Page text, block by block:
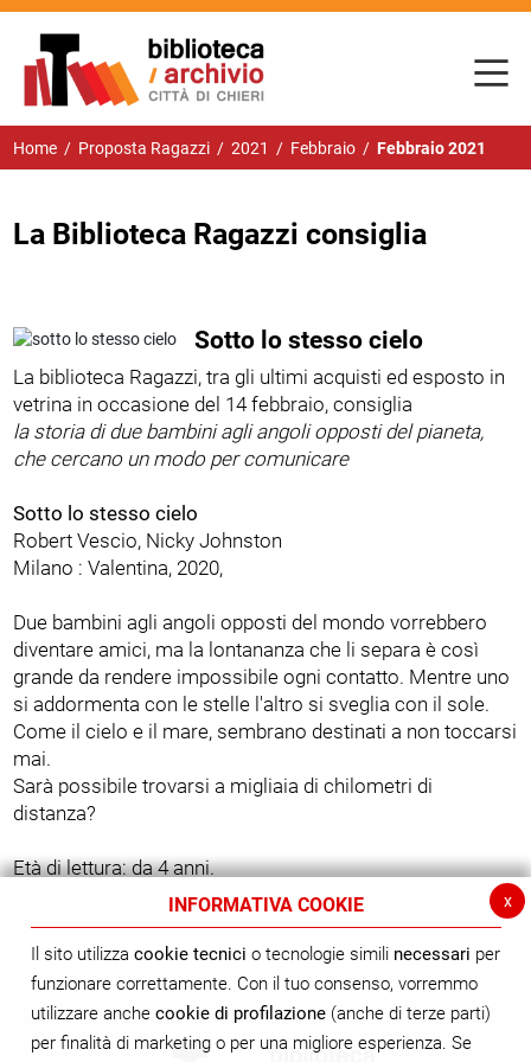
Home / Proposta Ragazzi / 2021 / Febbraio / Febbraio 2021
La Biblioteca Ragazzi consiglia
Sotto lo stesso cielo
La biblioteca Ragazzi, tra gli ultimi acquisti ed esposto in
vetrina in occasione del 14 febbraio, consiglia
la storia di due bambini agli angoli opposti del pianeta,
che cercano un modo per comunicare
Sotto lo stesso cielo
Robert Vescio, Nicky Johnston
Milano : Valentina, 2020,
Due bambini agli angoli opposti del mondo vorrebbero
diventare amici, ma la lontananza che li separa è così
grande da rendere impossibile ogni contatto. Mentre uno
si addormenta con le stelle l'altro si sveglia con il sole.
Come il cielo e il mare, sembrano destinati a non toccarsi
mai.
Sarà possibile trovarsi a migliaia di chilometri di
distanza?
Età di lettura: da 4 anni.
x
INFORMATIVA COOKIE
Il sito utilizza cookie tecnici o tecnologie simili necessari per
funzionare correttamente. Con il tuo consenso, vorremmo
utilizzare anche cookie di profilazione(anche di terze parti)
per finalità di marketing o per una migliore esperienza. Se